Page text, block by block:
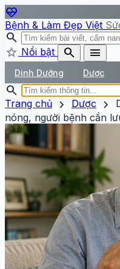
ecg_heart
Bệnh & Làm Đẹp Việt
search
star Nổi bật search menu
Dinh Dưỡng Dược
search
Trang chủ chevron_right Dược chevron_right
nóng, người bệnh cần